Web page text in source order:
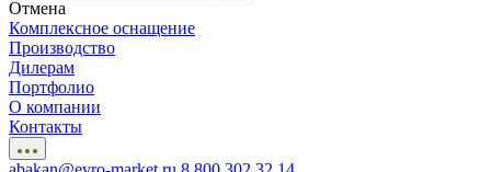
Отмена
Комплексное оснащение
Производство
Дилерам
Портфолио
О компании
Контакты